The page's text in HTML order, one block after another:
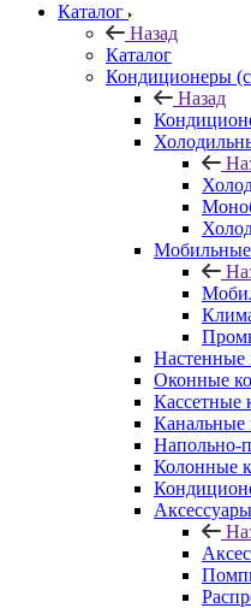
Каталог
Назад
Каталог
Кондиционеры
Назад
Настенные
Оконные
Кассетные
Канальные
Напольно-
Колонные